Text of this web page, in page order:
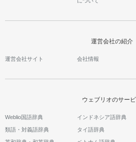
運営会社の紹介
運営会社サイト 会社情報
ウェブリオのサー
Weblio国語辞典
類語・対義語辞典
インドネシア語辞典
タイ語辞典